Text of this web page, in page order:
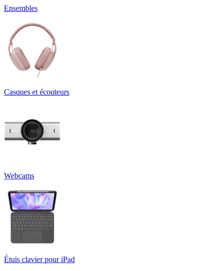
Ensembles
Casques et écouteurs
Webcams
Étuis clavier pour iPad